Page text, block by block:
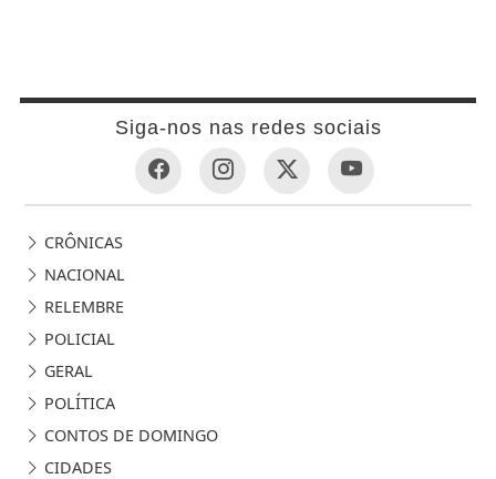
Siga-nos nas redes sociais
CRÔNICAS
NACIONAL
RELEMBRE
POLICIAL
GERAL
POLÍTICA
CONTOS DE DOMINGO
CIDADES